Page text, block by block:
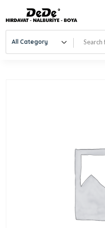
All Category